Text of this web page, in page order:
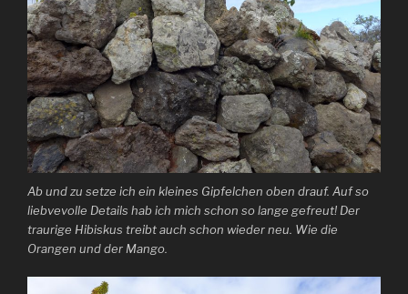
Ab und zu setze ich ein kleines Gipfelchen oben drauf. Auf so
liebvevolle Details hab ich mich schon so lange gefreut! Der
traurige Hibiskus treibt auch schon wieder neu. Wie die
Orangen und der Mango.